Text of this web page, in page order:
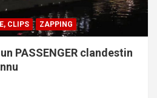
CLIPS ZAPPING
PASSENGER clandestin